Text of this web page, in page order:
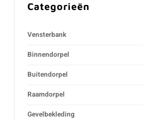
Categorieën
Vensterbank
Binnendorpel
Buitendorpel
Raamdorpel
Gevelbekleding